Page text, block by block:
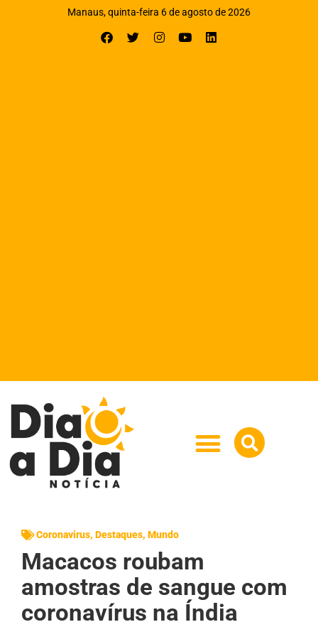
Manaus, quinta-feira 6 de agosto de 2026
Coronavirus, Destaques, Mundo
Macacos roubam
amostras de sangue com
coronavírus na Índia